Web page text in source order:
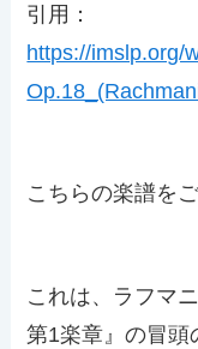
引用：
https://imslp.org/
こちらの楽譜を
これは、ラフマ
第1楽章』の冒頭